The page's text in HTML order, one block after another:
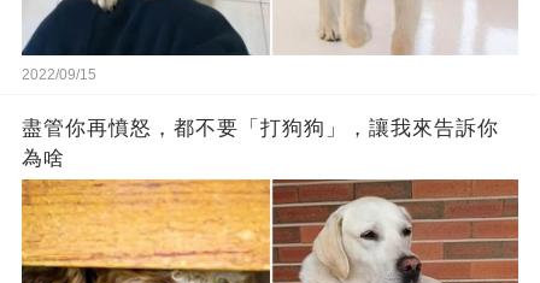
2022/09/15
盡管你再憤怒，都不要「打狗狗」，讓我來告訴你
為啥